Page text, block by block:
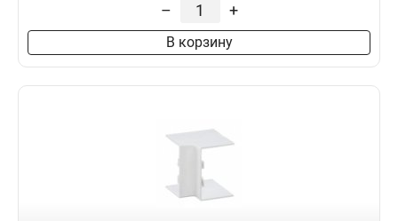
– +
В корзину